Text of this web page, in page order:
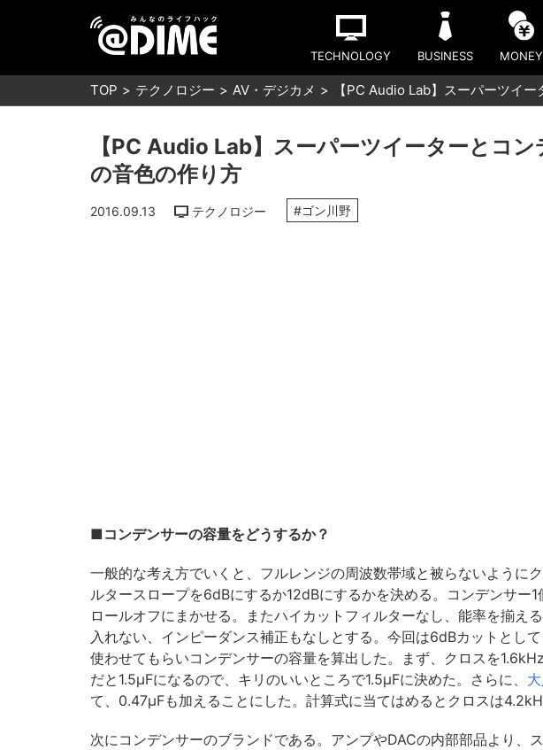
TECHNOLOGY BUSINESS MONEY
TOP テクノロジー AV・デジカメ 【PC Audio Lab】スーパーツイ
【PC Audio Lab】スーパーツイーターとコ
の音色の作り方
2016.09.13 テクノロジー #ゴン川野
■コンデンサーの容量をどうするか？
一般的な考え方でいくと、フルレンジの周波数帯域と被らないように
ルタースロープを6dBにするか12dBにするかを決める。コンデンサー
ロールオフにまかせる。またハイカットフィルターなし、能率を揃え
入れない、インピーダンス補正もなしとする。今回は6dBカットとし
使わせてもらいコンデンサーの容量を算出した。まず、クロスを
だと1.5μFになるので、キリのいいところで1.5μFに決めた。さらに、
て、0.47μFも加えることにした。計算式に当てはめるとクロスは
次にコンデンサーのブランドである。アンプやDACの内部部品より、